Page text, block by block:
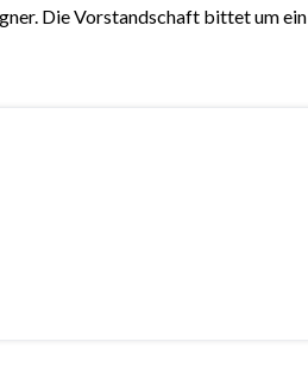
Die Vorstandschaft bittet um ein